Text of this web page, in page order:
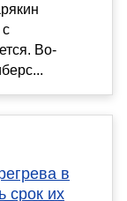
Во-
в
срок их